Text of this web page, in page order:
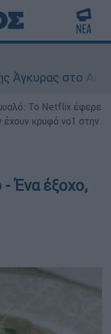
στο Αιγαίο:
Το Netflix έφερε
έχουν κρυφό νο1 στην
- Ένα έξοχο,